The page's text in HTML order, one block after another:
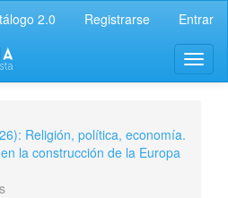
2.0 Registrarse Entrar
Religión, política, economía.
la construcción de la Europa